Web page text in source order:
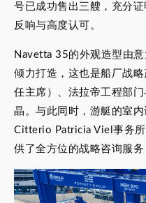
号已成功售出三艘，充分
反响与高度认可。
Navetta 35的外观造型由
倾力打造，这也是船厂战
任主席）、法拉帝工程部
晶。与此同时，游艇的室
Citterio Patricia Viel事务
供了全方位的战略咨询服